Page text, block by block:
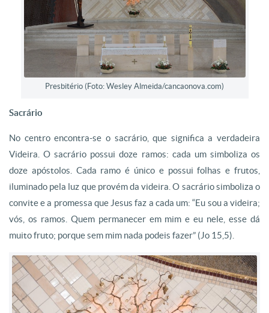
Presbitério (Foto: Wesley Almeida/cancaonova.com)
Sacrário
No centro encontra-se o sacrário, que significa a verdadeira
Videira. O sacrário possui doze ramos: cada um simboliza os
doze apóstolos. Cada ramo é único e possui folhas e frutos,
iluminado pela luz que provém da videira. O sacrário simboliza o
convite e a promessa que Jesus faz a cada um: “Eu sou a videira;
vós, os ramos. Quem permanecer em mim e eu nele, esse dá
muito fruto; porque sem mim nada podeis fazer” (Jo 15,5).